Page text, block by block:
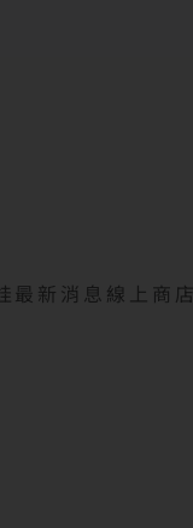
最新消息 線上商店